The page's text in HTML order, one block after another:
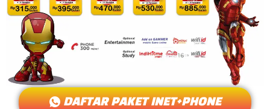
DAFTAR PAKET INET+PHONE